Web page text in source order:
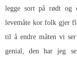
legge sort på rødt og
levemåte kor folk gjer
til å endre måten vi
genial, den har jeg